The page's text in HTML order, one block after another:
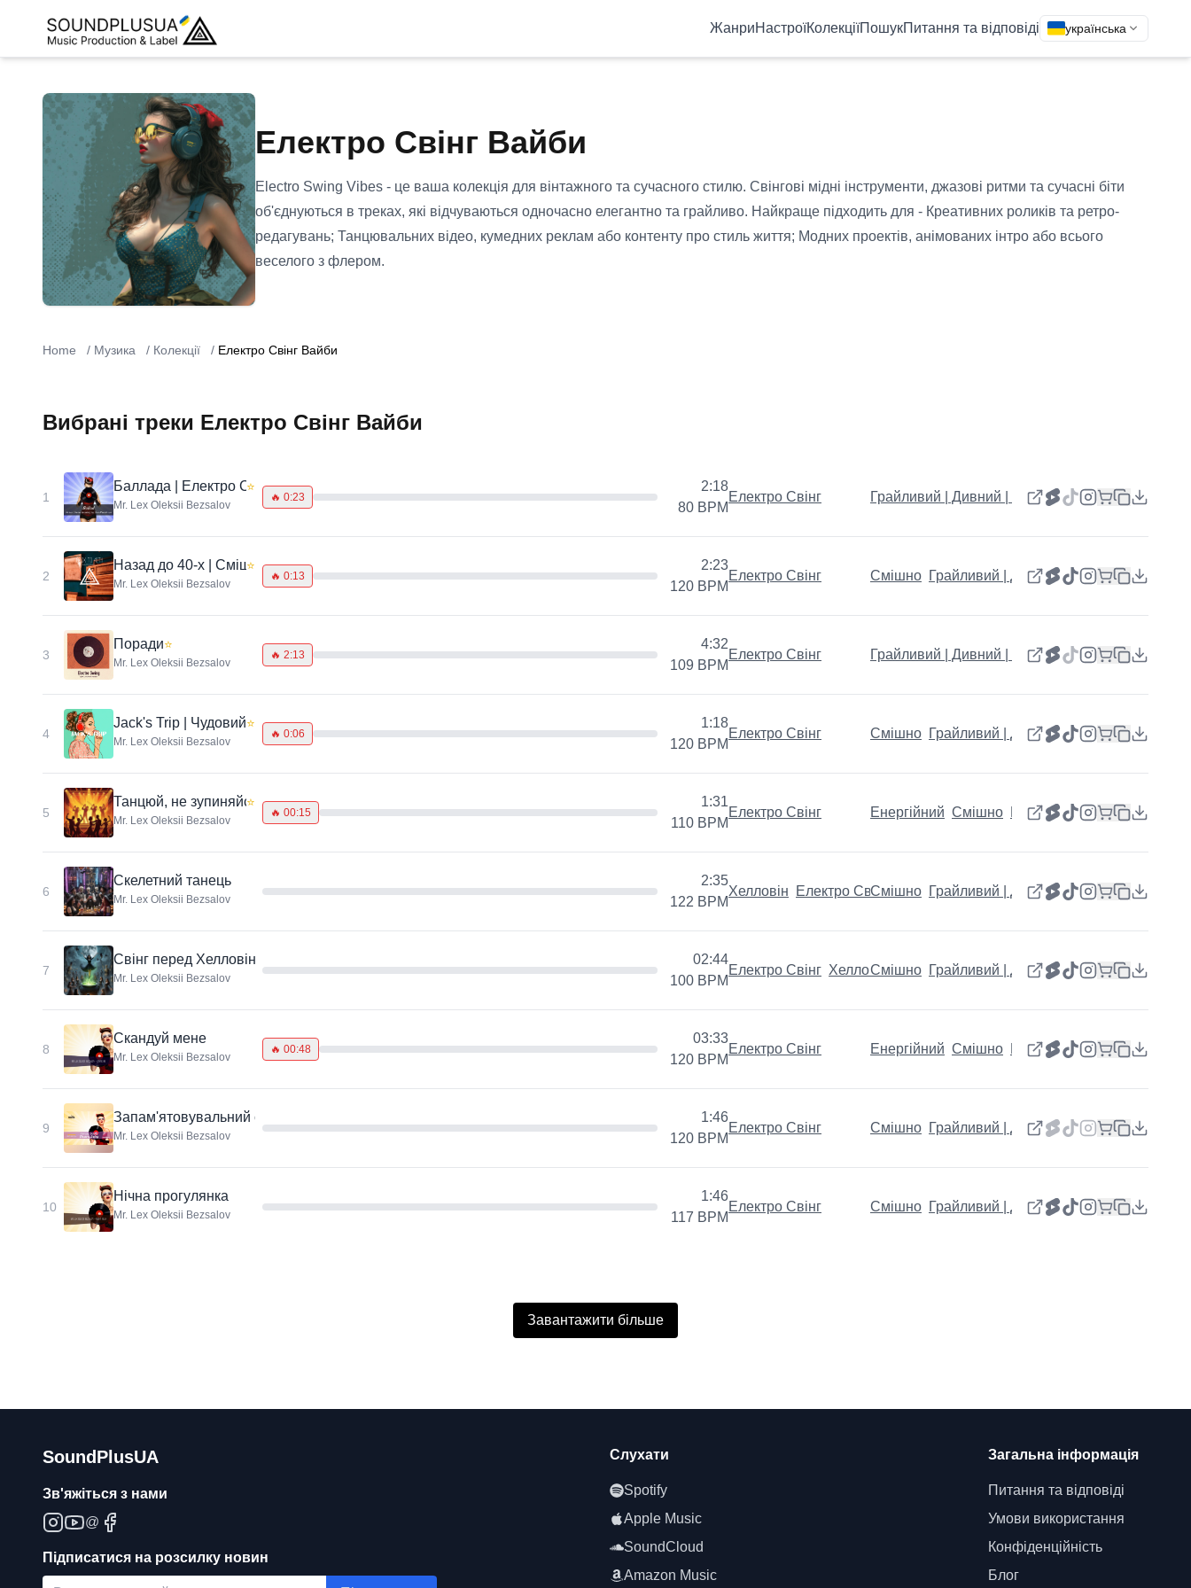
ЖанриНастроїКолекціїПошукПитання та відповіді українська
Електро Свінг Вайби
Electro Swing Vibes - це ваша колекція для вінтажного та сучасного стилю. Свінгові мідні інструменти, джазові ритми та сучасні біти
об'єднуються в треках, які відчуваються одночасно елегантно та грайливо. Найкраще підходить для - Креативних роликів та ретро-
редагувань; Танцювальних відео, кумедних реклам або контенту про стиль життя; Модних проектів, анімованих інтро або всього
веселого з флером.
Home / Музика / Колекції / Електро Свінг Вайби
Вибрані треки Електро Свінг Вайби
1
Баллада | Електро Свінг | Круто
⭐
Mr. Lex Oleksii Bezsalov
🔥 0:23
2:18
80 BPM
Електро Свінг Грайливий | Дивний | Щасливий
2
Назад до 40-х | Смішний електро-свінг
⭐
Mr. Lex Oleksii Bezsalov
🔥 0:13
2:23
120 BPM
Електро Свінг Смішно Грайливий | Дивний | Щасливий
3
Поради⭐
Mr. Lex Oleksii Bezsalov
🔥 2:13
4:32
109 BPM
Електро Свінг Грайливий | Дивний | Щасливий
4
Jack's Trip | Чудовий електро свінг трек
⭐
Mr. Lex Oleksii Bezsalov
🔥 0:06
1:18
120 BPM
Електро Свінг Смішно Грайливий | Дивний | Щасливий
5
Танцюй, не зупиняйся
⭐
Mr. Lex Oleksii Bezsalov
🔥 00:15
1:31
110 BPM
Електро Свінг Енергійний Смішно Грайливий | Дивний |
6
Скелетний танець
Mr. Lex Oleksii Bezsalov
2:35
122 BPM
Хелловін Електро СвінгСмішно Грайливий | Дивний | Щасливий
7
Свінг перед Хелловіном
Mr. Lex Oleksii Bezsalov
02:44
100 BPM
Електро Свінг ХелловінСмішно Грайливий | Дивний | Щасливий
8
Скандуй мене
Mr. Lex Oleksii Bezsalov
🔥 00:48
03:33
120 BPM
Електро Свінг Енергійний Смішно Грайливий | Дивний |
9
Запам'ятовувальний свінг | Енергійне задоволення
Mr. Lex Oleksii Bezsalov
1:46
120 BPM
Електро Свінг Смішно Грайливий | Дивний | Щасливий
10
Нічна прогулянка
Mr. Lex Oleksii Bezsalov
1:46
117 BPM
Електро Свінг Смішно Грайливий | Дивний | Щасливий
Завантажити більше
SoundPlusUA
Зв'яжіться з нами
@
Підписатися на розсилку новин
Слухати
Spotify
Apple Music
SoundCloud
Amazon Music
Загальна інформація
Питання та відповіді
Умови використання
Конфіденційність
Блог